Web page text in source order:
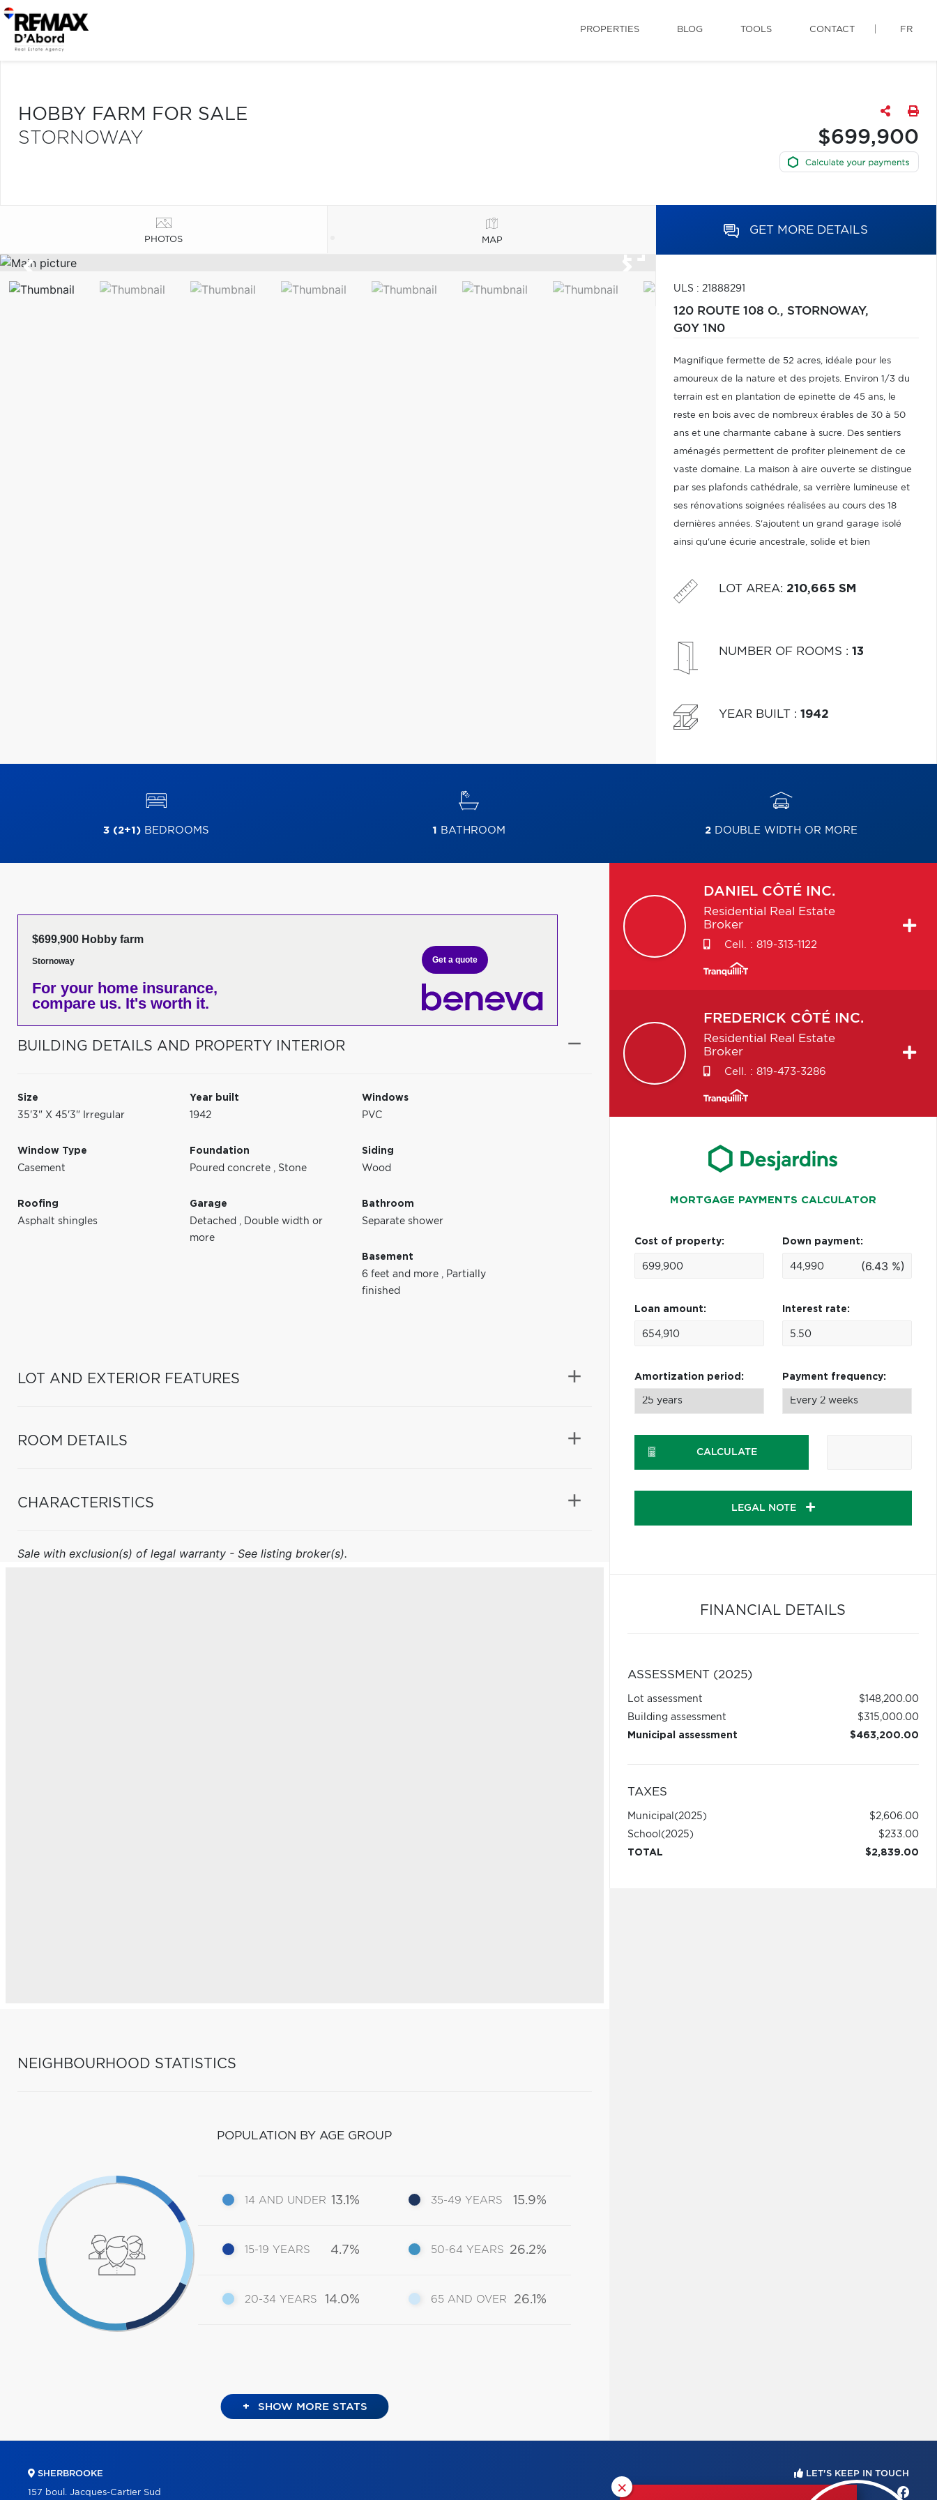
PROPERTIES BLOG TOOLS CONTACT FR
HOBBY FARM FOR SALE
STORNOWAY
$699,900
PHOTOS MAP
GET MORE DETAILS
ULS : 21888291
120 ROUTE 108 O., STORNOWAY,
G0Y 1N0
Magnifique fermette de 52 acres, idéale pour les
amoureux de la nature et des projets. Environ 1/3 du
terrain est en plantation de epinette de 45 ans, le
reste en bois avec de nombreux érables de 30 à 50
ans et une charmante cabane à sucre. Des sentiers
aménagés permettent de profiter pleinement de ce
vaste domaine. La maison à aire ouverte se distingue
par ses plafonds cathédrale, sa verrière lumineuse et
ses rénovations soignées réalisées au cours des 18
dernières années. S'ajoutent un grand garage isolé
ainsi qu'une écurie ancestrale, solide et bien
concrétiser vos projets équestres.
LOT AREA: 210,665 SM
NUMBER OF ROOMS : 13
YEAR BUILT : 1942
3 (2+1) BEDROOMS 1 BATHROOM 2DOUBLE WIDTH OR MORE
$699,900 Hobby farm
Stornoway
For your home insurance,
compare us. It's worth it.
Get a quote
BUILDING DETAILS AND PROPERTY INTERIOR
Size
35'3" X 45'3" Irregular
Year built
1942
Windows
PVC
Window Type
Casement
Foundation
Poured concrete , Stone
Siding
Wood
Roofing
Asphalt shingles
Garage
Detached , Double width or
more
Bathroom
Separate shower
Basement
6 feet and more , Partially
finished
LOT AND EXTERIOR FEATURES
ROOM DETAILS
CHARACTERISTICS
Sale with exclusion(s) of legal warranty - See listing broker(s).
NEIGHBOURHOOD STATISTICS
POPULATION BY AGE GROUP
14 AND UNDER 13.1%
15-19 YEARS 4.7%
20-34 YEARS 14.0%
35-49 YEARS 15.9%
50-64 YEARS 26.2%
65 AND OVER 26.1%
+ SHOW MORE STATS
DANIEL CÔTÉ INC.
Residential Real Estate
Broker
Cell. : 819-313-1122
FREDERICK CÔTÉ INC.
Residential Real Estate
Broker
Cell. : 819-473-3286
MORTGAGE PAYMENTS CALCULATOR
Cost of property: Down payment:
(6.43 %)
Loan amount: Interest rate:
Amortization period: Payment frequency:
CALCULATE
LEGAL NOTE
FINANCIAL DETAILS
ASSESSMENT (2025)
Lot assessment
$148,200.00
Building assessment
$315,000.00
Municipal assessment
$463,200.00
TAXES
Municipal (2025)
$2,606.00
School (2025)
$233.00
TOTAL
$2,839.00
×
SHERBROOKE
157 boul. Jacques-Cartier Sud
LET'S KEEP IN TOUCH